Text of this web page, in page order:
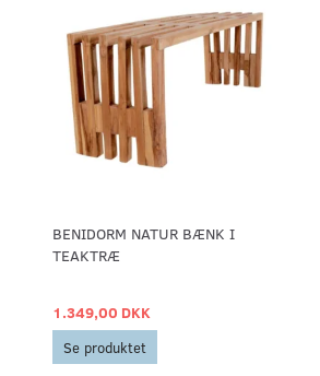
BENIDORM NATUR BÆNK I
TEAKTRÆ
1.349,00 DKK
Se produktet